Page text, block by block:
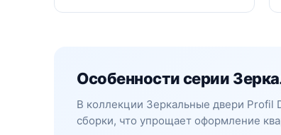
Особенности серии
В коллекции Зеркальные двери
сборки, что упрощает оформление